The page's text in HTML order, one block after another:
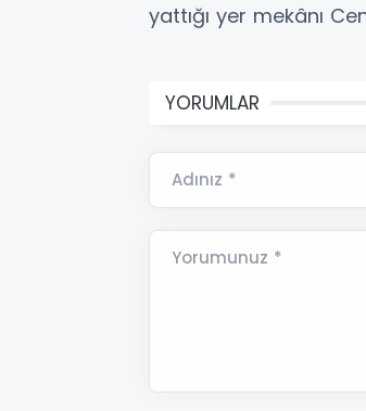
yattığı yer mekânı
YORUMLAR
Adınız *
Yorumunuz *